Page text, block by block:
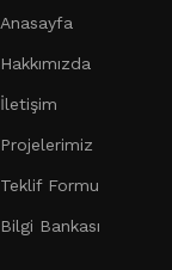
Anasayfa
Hakkımızda
İletişim
Projelerimiz
Teklif Formu
Bilgi Bankası